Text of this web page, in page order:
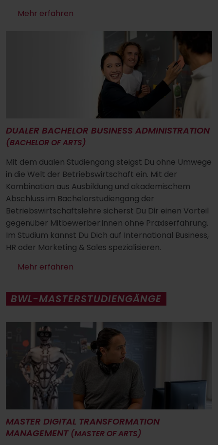
Mehr erfahren
DUALER BACHELOR BUSINESS ADMINISTRATION
(BACHELOR OF ARTS)
Mit dem dualen Studiengang steigst Du ohne Umwege
in die Welt der Betriebswirtschaft ein. Mit der
Kombination aus Ausbildung und akademischem
Abschluss im Bachelorstudiengang der
Betriebswirtschaftslehre sicherst Du Dir einen Vorteil
gegenüber Mitbewerber:innen ohne Praxiserfahrung.
Im Studium kannst Du Dich auf International Business,
HR oder Marketing & Sales spezialisieren.
Mehr erfahren
BWL-MASTERSTUDIENGÄNGE
MASTER DIGITAL TRANSFORMATION
MANAGEMENT (MASTER OF ARTS)